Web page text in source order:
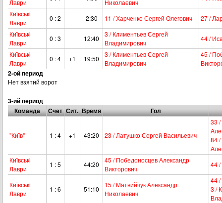
Лаври
Николаевич
Київськi
Лаври
0 : 2 2:30 11 / Харченко Сергей Олегович
27 /
Київськi
Лаври
0 : 3 12:40
3 / Климентьев Сергей
Владимирович
44 /
Київськi
Лаври
0 : 4 +1 19:50
3 / Климентьев Сергей
Владимирович
45 /
2-ой период
Нет взятий ворот
3-ий период
Команда
Счет Сит. Время Гол
"Київ" 1 : 4 +1 43:20 23 / Латушко Сергей Васильевич
33 /
84
Київськi
Лаври
1 : 5 44:20
45 / Победоносцев Александр
Викторович
44
Київськi
Лаври
1 : 6 51:10
15 / Матвийчук Александр
Николаевич
44
3 /